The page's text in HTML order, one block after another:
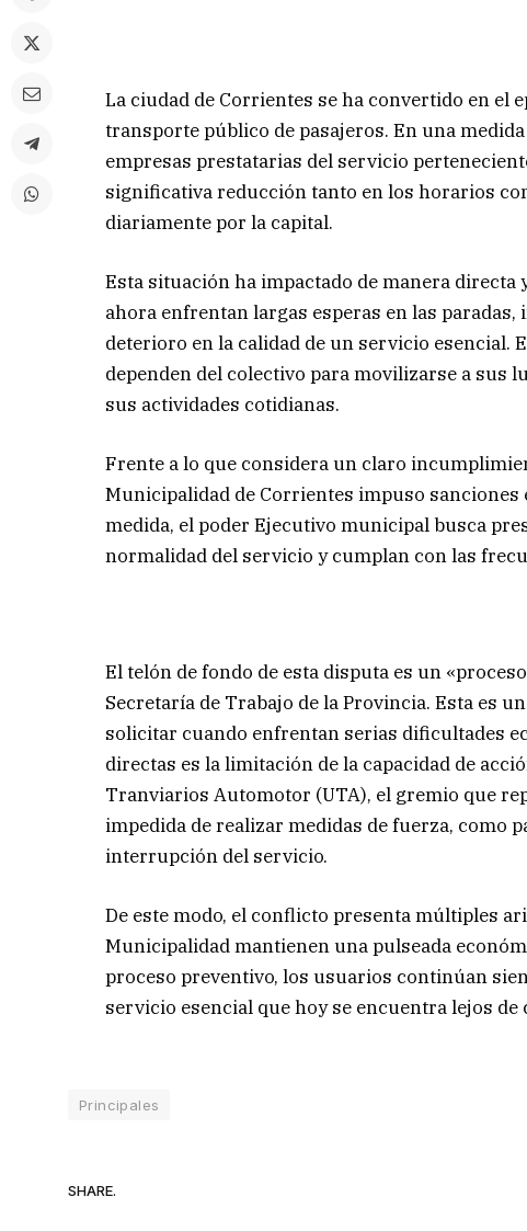
La ciudad de Corrientes se ha convertido en el
transporte público de pasajeros. En una
empresas prestatarias del servicio
significativa reducción tanto en los horarios
diariamente por la capital.
Esta situación ha impactado de manera
ahora enfrentan largas esperas en las
deterioro en la calidad de un servicio esencial.
dependen del colectivo para movilizarse a sus
sus actividades cotidianas.
Frente a lo que considera un claro
Municipalidad de Corrientes impuso sanciones
medida, el poder Ejecutivo municipal busca
normalidad del servicio y cumplan con las
El telón de fondo de esta disputa es un
Secretaría de Trabajo de la Provincia. Esta es
solicitar cuando enfrentan serias dificultades
directas es la limitación de la capacidad de
Tranviarios Automotor (UTA), el gremio que
impedida de realizar medidas de fuerza, como
interrupción del servicio.
De este modo, el conflicto presenta múltiples
Municipalidad mantienen una pulseada
proceso preventivo, los usuarios continúan
servicio esencial que hoy se encuentra lejos
Principales
SHARE.